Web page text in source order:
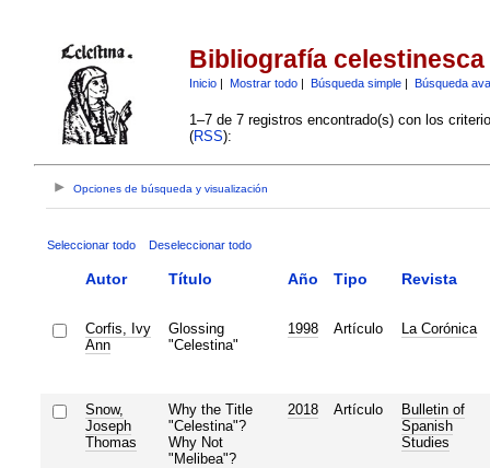
Bibliografía celestinesca
Inicio| Mostrar todo| Búsqueda simple| Búsqueda
1–7 de 7 registros encontrado(s) con los
(RSS):
Opciones de búsqueda y visualización
Seleccionar todo Deseleccionar todo
Autor Título Año Tipo Revista
Corfis, Ivy
Ann
Glossing
"Celestina"
1998 Artículo La Corónica
Snow,
Joseph
Thomas
Why the Title
"Celestina"?
Why Not
"Melibea"?
2018 Artículo
Bulletin of
Spanish
Studies